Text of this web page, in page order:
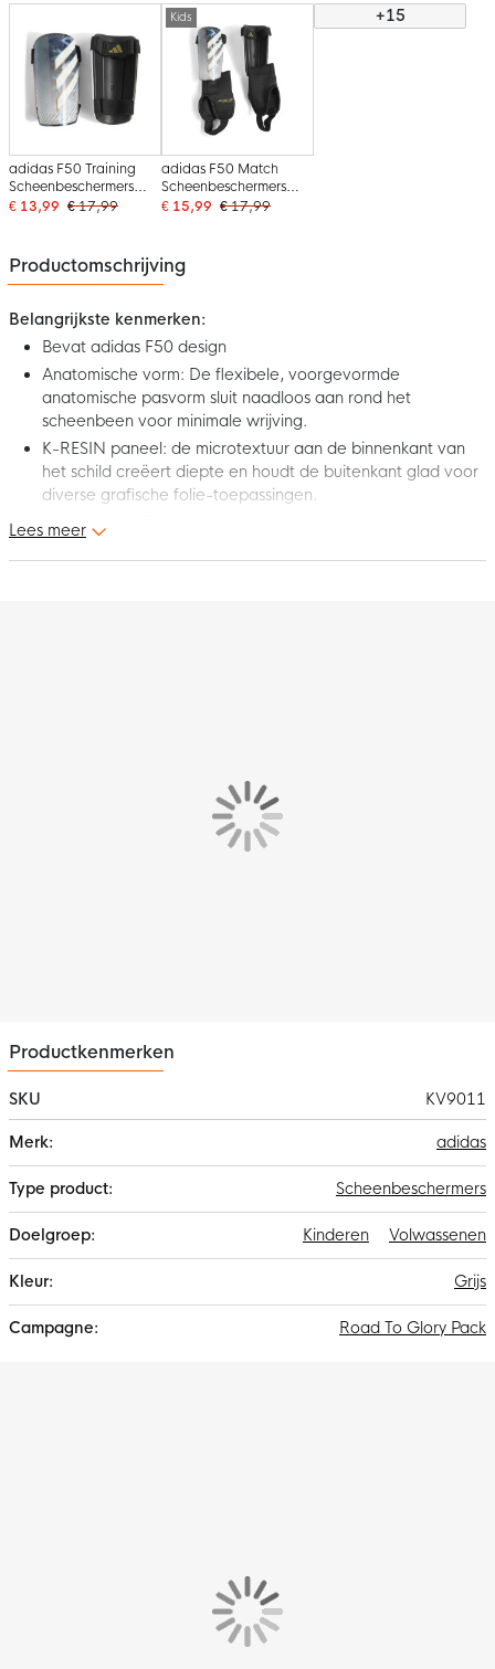
adidas F50 Training
Scheenbeschermers
Zilvergrijs Wit Goud
€ 13,99 € 17,99
Kids
adidas F50 Match
Scheenbeschermers
Kids Zilvergrijs Wit
€ 15,99 € 17,99
+15
Productomschrijving
Belangrijkste kenmerken:
Bevat adidas F50 design
Anatomische vorm: De flexibele, voorgevormde
anatomische pasvorm sluit naadloos aan rond het
scheenbeen voor minimale wrijving.
K-RESIN paneel: de microtextuur aan de binnenkant van
het schild creëert diepte en houdt de buitenkant glad voor
diverse grafische folie-toepassingen.
Uitgesneden EVA-achterkant: de microtextuur in
Lees meer
Productkenmerken
SKU
KV9011
informatie
adidas
Scheenbeschermers
Volwassenen
Kinderen
Grijs
Road To Glory Pack